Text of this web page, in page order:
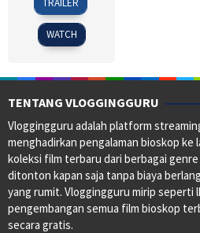
Nov
2025
Trachtenberg
TRAILER
WATCH
TENTANG VLOGGINGGURU
Vloggingguru adalah platform
menghadirkan pengalaman bioskop ke
koleksi film terbaru dari berbagai
ditonton kapan saja tanpa biaya
yang rumit. Vloggingguru mirip seperti
pengembangan semua film bioskop
secara gratis.